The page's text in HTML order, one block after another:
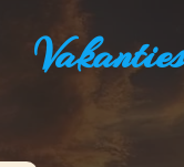
naar